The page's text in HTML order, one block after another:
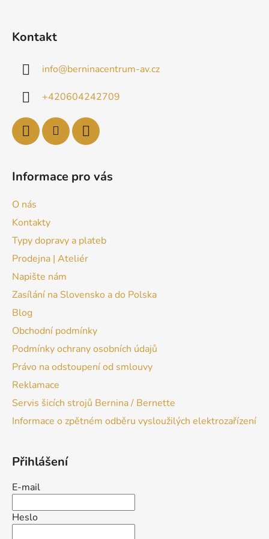
Kontakt
info@berninacentrum-av.cz
+420604242709
Informace pro vás
O nás
Kontakty
Typy dopravy a plateb
Prodejna | Ateliér
Napište nám
Zasílání na Slovensko a do Polska
Blog
Obchodní podmínky
Podmínky ochrany osobních údajů
Právo na odstoupení od smlouvy
Reklamace
Servis šicích strojů Bernina / Bernette
Informace o zpětném odběru vysloužilých elektrozařízení
Přihlášení
E-mail
Heslo